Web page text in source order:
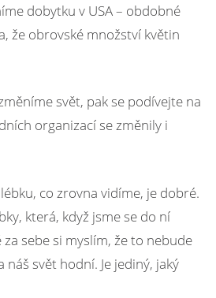
dobytku v USA – obdobné
že obrovské množství květin
svět, pak se podívejte na
organizací se změnily i
co zrovna vidíme, je dobré.
která, když jsme se do ní
sebe si myslím, že to nebude
svět hodní. Je jediný, jaký